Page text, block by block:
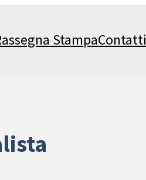
StampaContatti